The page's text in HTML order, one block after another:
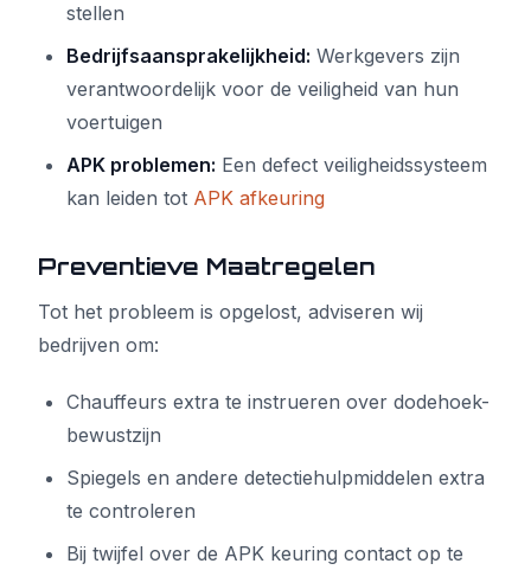
stellen
Bedrijfsaansprakelijkheid: Werkgevers zijn
verantwoordelijk voor de veiligheid van hun
voertuigen
APK problemen: Een defect veiligheidssysteem
kan leiden tot APK afkeuring
Preventieve Maatregelen
Tot het probleem is opgelost, adviseren wij
bedrijven om:
Chauffeurs extra te instrueren over dodehoek-
bewustzijn
Spiegels en andere detectiehulpmiddelen extra
te controleren
Bij twijfel over de APK keuring contact op te